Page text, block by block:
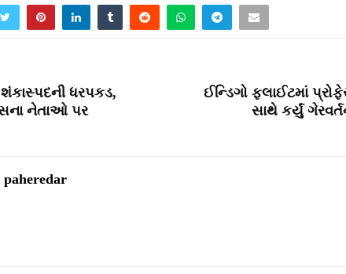
ધરપકડ,
નેતાઓ પર
ઈન્ડિગો ફ્લાઈટમાં
સાથે કર્યું